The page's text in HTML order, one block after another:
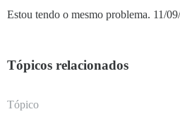
Estou tendo o mesmo problema. 11/
Tópicos relacionados
Tópico